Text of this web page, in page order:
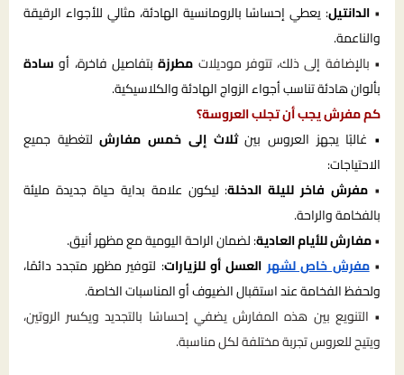
• الدانتيل: يعطي إحساسًا بالرومانسية الهادئة، مثالي للأجواء الرقيقة
والناعمة.
• بالإضافة إلى ذلك، تتوفر موديلات مطرزةبتفاصيل فاخرة، أو سادة
بألوان هادئة تناسب أجواء الزواج الهادئة والكلاسيكية.
كم مفرش يجب أن تجلب العروسة؟
• غالبًا يجهز العروس بينثلاث إلى خمس مفارشلتغطية جميع
الاحتياجات:
• مفرش فاخر لليلة الدخلة: ليكون علامة بداية حياة جديدة مليئة
بالفخامة والراحة.
•مفارش للأيام العادية: لضمان الراحة اليومية مع مظهر أنيق.
•مفرش خاص لشهر العسل أو للزيارات: لتوفير مظهر متجدد دائمًا،
ولحفظ الفخامة عند استقبال الضيوف أو المناسبات الخاصة.
• التنويع بين هذه المفارش يضفي إحساسًا بالتجديد ويكسر الروتين،
ويتيح للعروس تجربة مختلفة لكل مناسبة.